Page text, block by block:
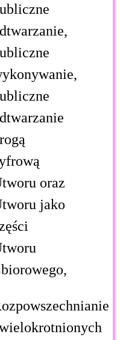
oraz
jako